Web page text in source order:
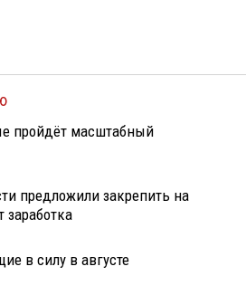
пройдёт масштабный
предложили закрепить на
заработка
в силу в августе